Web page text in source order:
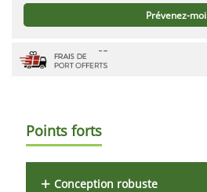
Prévenez-moi
Points forts
Conception robuste